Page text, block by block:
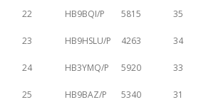
22 HB9BQI/P 5815 35
23 HB9HSLU/P 4263 34
24 HB3YMQ/P 5920 33
25 HB9BAZ/P 5340 31